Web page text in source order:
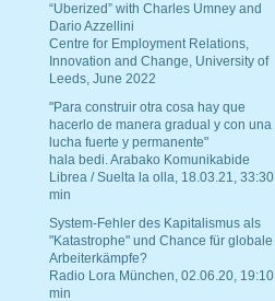
“Uberized” with Charles Umney and
Dario Azzellini
Centre for Employment Relations,
Innovation and Change, University of
Leeds, June 2022
"Para construir otra cosa hay que
hacerlo de manera gradual y con una
lucha fuerte y permanente"
hala bedi. Arabako Komunikabide
Librea / Suelta la olla, 18.03.21, 33:30
min
System-Fehler des Kapitalismus als
"Katastrophe" und Chance für globale
Arbeiterkämpfe?
Radio Lora München, 02.06.20, 19:10
min